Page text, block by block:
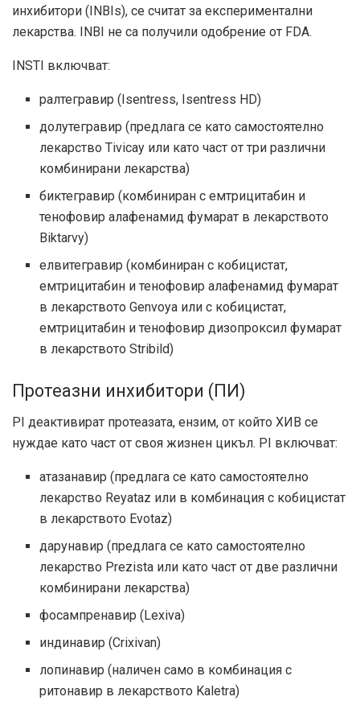
инхибитори (INBIs), се считат за експериментални
лекарства. INBI не са получили одобрение от FDA.
INSTI включват:
ралтегравир (Isentress, Isentress HD)
долутегравир (предлага се като самостоятелно
лекарство Tivicay или като част от три различни
комбинирани лекарства)
биктегравир (комбиниран с емтрицитабин и
тенофовир алафенамид фумарат в лекарството
Biktarvy)
елвитегравир (комбиниран с кобицистат,
емтрицитабин и тенофовир алафенамид фумарат
в лекарството Genvoya или с кобицистат,
емтрицитабин и тенофовир дизопроксил фумарат
в лекарството Stribild)
Протеазни инхибитори (ПИ)
PI деактивират протеазата, ензим, от който ХИВ се
нуждае като част от своя жизнен цикъл. PI включват:
атазанавир (предлага се като самостоятелно
лекарство Reyataz или в комбинация с кобицистат
в лекарството Evotaz)
дарунавир (предлага се като самостоятелно
лекарство Prezista или като част от две различни
комбинирани лекарства)
фосампренавир (Lexiva)
индинавир (Crixivan)
лопинавир (наличен само в комбинация с
ритонавир в лекарството Kaletra)